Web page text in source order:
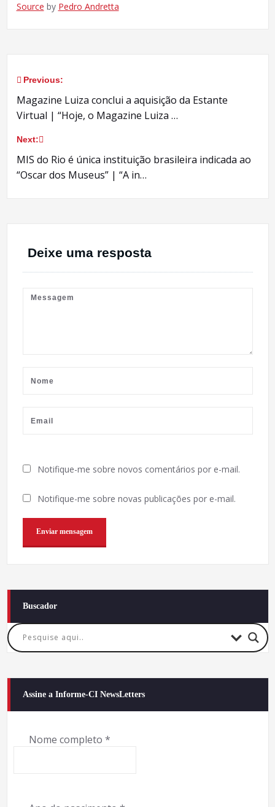
Source by Pedro Andretta
Navegação
de
Post
Previous:
Magazine Luiza conclui a aquisição da Estante
Virtual | “Hoje, o Magazine Luiza …
Next:
MIS do Rio é única instituição brasileira indicada ao
“Oscar dos Museus” | “A in…
Deixe uma resposta
Notifique-me sobre novos comentários por e-mail.
Notifique-me sobre novas publicações por e-mail.
Buscador
Assine a Informe-CI NewsLetters
Nome completo *